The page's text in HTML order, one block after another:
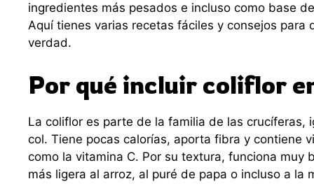
ingredientes más pesados e incluso como base
Aquí tienes varias recetas fáciles y consejos para
verdad.
Por qué incluir coliflor
La coliflor es parte de la familia de las crucíferas,
col. Tiene pocas calorías, aporta fibra y contiene
como la vitamina C. Por su textura, funciona muy
más ligera al arroz, al puré de papa o incluso a la